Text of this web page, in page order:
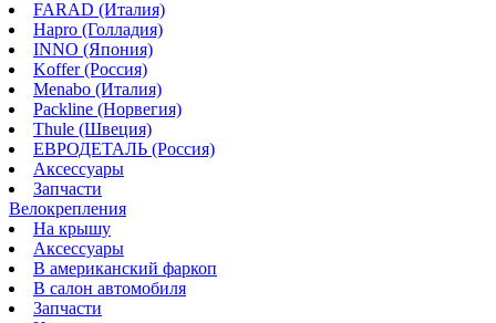
FARAD (Италия)
Hapro (Голладия)
INNO (Япония)
Koffer (Россия)
Menabo (Италия)
Packline (Норвегия)
Thule (Швеция)
ЕВРОДЕТАЛЬ (Россия)
Аксессуары
Запчасти
Велокрепления
На крышу
Аксессуары
В американский фаркоп
В салон автомобиля
Запчасти